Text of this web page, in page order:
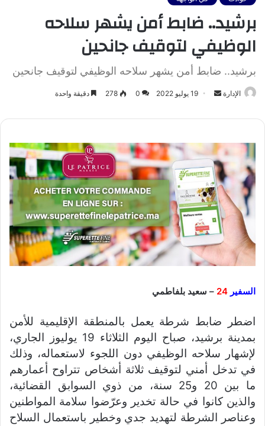
برشيد.. ضابط أمن يشهر سلاحه
الوظيفي لتوقيف جانحين
برشيد.. ضابط أمن يشهر سلاحه الوظيفي لتوقيف جانحين
الإدارة
أرسل
إلكترونيا
19 يوليو 2022 0
278 دقيقة واحدة
السفير 24 – سعيد بلفاطمي
اضطر ضابط شرطة يعمل بالمنطقة الإقليمية للأمن
بمدينة برشيد، صباح اليوم الثلاثاء 19 يوليوز الجاري،
لإشهار سلاحه الوظيفي دون اللجوء لاستعماله، وذلك
في تدخل أمني لتوقيف ثلاثة أشخاص تتراوح أعمارهم
ما بين 20 و25 سنة، من ذوي السوابق القضائية،
والذين كانوا في حالة تخدير وعرّضوا سلامة المواطنين
وعناصر الشرطة لتهديد جدي وخطير باستعمال السلاح